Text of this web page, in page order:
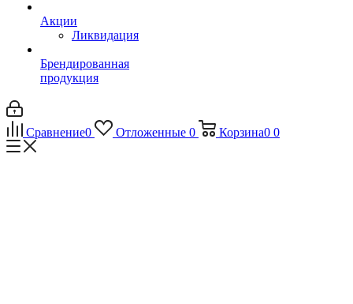
Акции
Ликвидация
Брендированная
продукция
Сравнение0 Отложенные 0 Корзина0 0